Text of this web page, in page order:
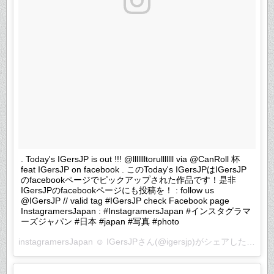
. Today's IGersJP is out !!! @llllllltorulllllll via @CanRoll 杯
feat IGersJP on facebook . このToday's IGersJPはIGersJP
のfacebookページでピックアップされた作品です！是非
IGersJPのfacebookページにも投稿を！ : follow us
@IGersJP // valid tag #IGersJP check Facebook page
InstagramersJapan : #InstagramersJapan #インスタグラマ
ーズジャパン #日本 #japan #写真 #photo
instagramersJapan ☺︎ IGersJPさん(@igersjp)がシェアした投稿 –